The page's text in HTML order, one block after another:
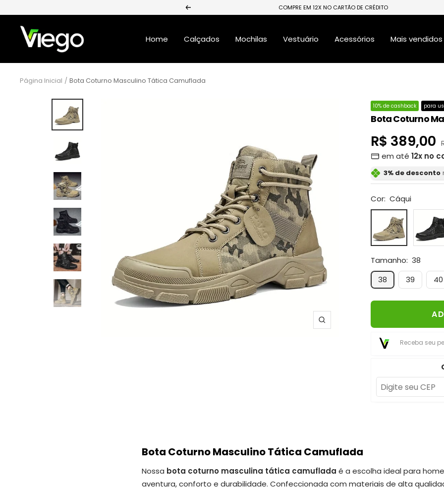
conteúdo
Anterior COMPRE EM 12X NO CARTÃO DE CRÉDITO
Home Calçados Mochilas Vestuário Acessórios Mais vendidos
Loja
Viego
Página Inicial Bota Coturno Masculino Tática Camuflada
Zoom
10% de cashback para
Bota Coturno
Preço
R$ 389,00
em até 12x no
3% de desconto
Cor: Cáqui
Cáqui
Preto
Tamanho: 38
38
39 40
Receba seu
Bota Coturno Masculino Tática Camuflada
Nossa bota coturno masculina tática camuflada é a escolha ideal para
aventura, conforto e durabilidade. Confeccionada com materiais de alta